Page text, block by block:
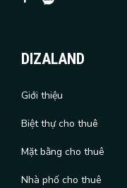
DIZALAND
Giới thiệu
Biệt thự cho thuê
Mặt bằng cho thuê
Nhà phố cho thuê